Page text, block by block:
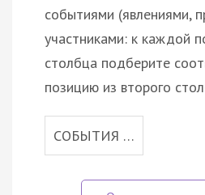
событиями (явлениями,
участниками: к каждой
столбца подберите
позицию из второго
СОБЫТИЯ …